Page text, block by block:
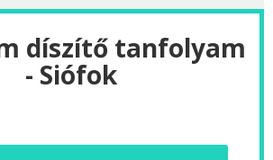
díszítő tanfolyam
- Siófok